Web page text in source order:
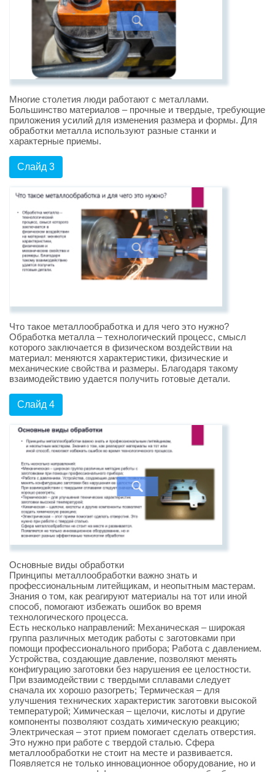
Многие столетия люди работают с металлами.
Большинство материалов – прочные и твердые, требующие
приложения усилий для изменения размера и формы. Для
обработки металла используют разные станки и
характерные приемы.
Слайд 3
Что такое металлообработка и для чего это нужно?
Обработка металла – технологический процесс, смысл
которого заключается в физическом воздействии на
материал: меняются характеристики, физические и
механические свойства и размеры. Благодаря такому
взаимодействию удается получить готовые детали.
Слайд 4
Основные виды обработки
Принципы металлообработки важно знать и
профессиональным литейщикам, и неопытным мастерам.
Знания о том, как реагируют материалы на тот или иной
способ, помогают избежать ошибок во время
технологического процесса.
Есть несколько направлений: Механическая – широкая
группа различных методик работы с заготовками при
помощи профессионального прибора; Работа с давлением.
Устройства, создающие давление, позволяют менять
конфигурацию заготовки без нарушения ее целостности.
При взаимодействии с твердыми сплавами следует
сначала их хорошо разогреть; Термическая – для
улучшения технических характеристик заготовки высокой
температурой; Химическая – щелочи, кислоты и другие
компоненты позволяют создать химическую реакцию;
Электрическая – этот прием помогает сделать отверстия.
Это нужно при работе с твердой сталью. Сфера
металлообработки не стоит на месте и развивается.
Появляется не только инновационное оборудование, но и